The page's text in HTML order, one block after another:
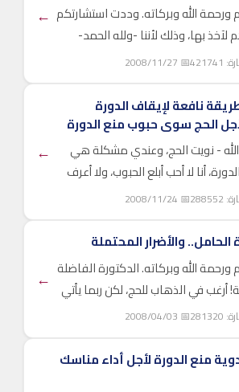
ورحمة الله وبركاته. وددت استشارتكم
لآخذ بها، وذلك لأننا -ولله الحمد-
الموقع ...
📅 2008/11/27
←
نافعة لإيقاف الدورة
الحج سوى حبوب منع الدورة
- نويت الحج، وعندي مشكلة هي
أنا لا أحب أبلع الحبوب، ولا أعرف
...
📅 2008/11/24
←
الحامل.. والأضرار المحتملة
ورحمة الله وبركاته. الدكتورة الفاضلة
أرغب في الذهاب للحج، لكن ربما يأتي
...
📅 2008/04/03
←
منع الدورة لأجل أداء مناسك